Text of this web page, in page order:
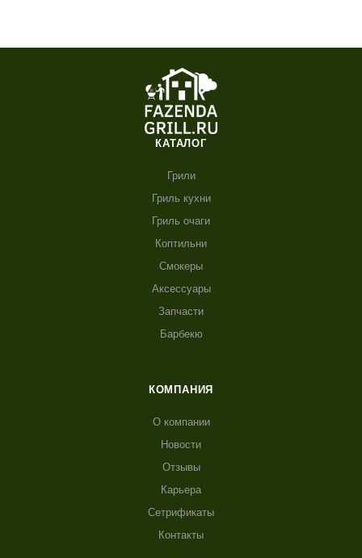
КАТАЛОГ
Грили
Гриль кухни
Гриль очаги
Коптильни
Смокеры
Аксессуары
Запчасти
Барбекю
КОМПАНИЯ
О компании
Новости
Отзывы
Карьера
Сетрификаты
Контакты